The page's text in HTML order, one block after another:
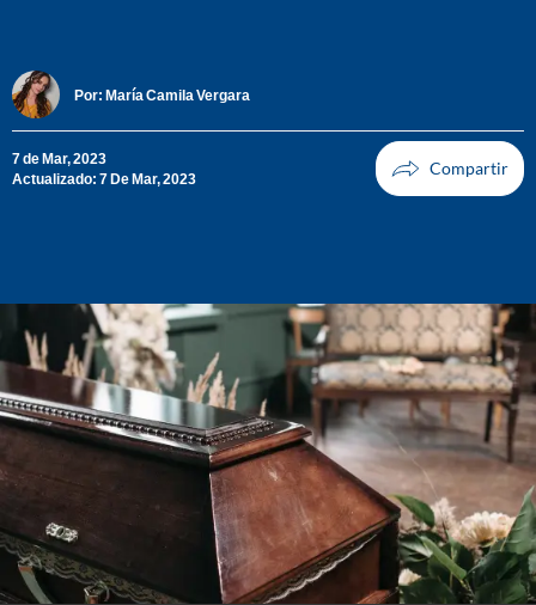
Por: María Camila Vergara
7 de Mar, 2023
Actualizado: 7 De Mar, 2023